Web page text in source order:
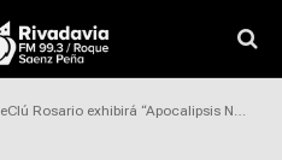
exhibirá “Apocalipsis Now”, una obra colosal del cine tan apabullante como inigualable